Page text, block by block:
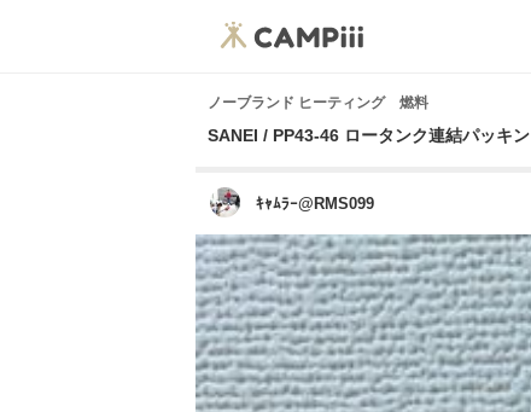
ノーブランド ヒーティング 燃料
SANEI / PP43-46 ロータンク連結パッキン
ｷｬﾑﾗｰ@RMS099